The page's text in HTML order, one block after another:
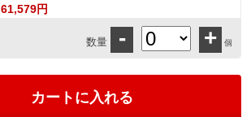
61,579円
数量 - + 個